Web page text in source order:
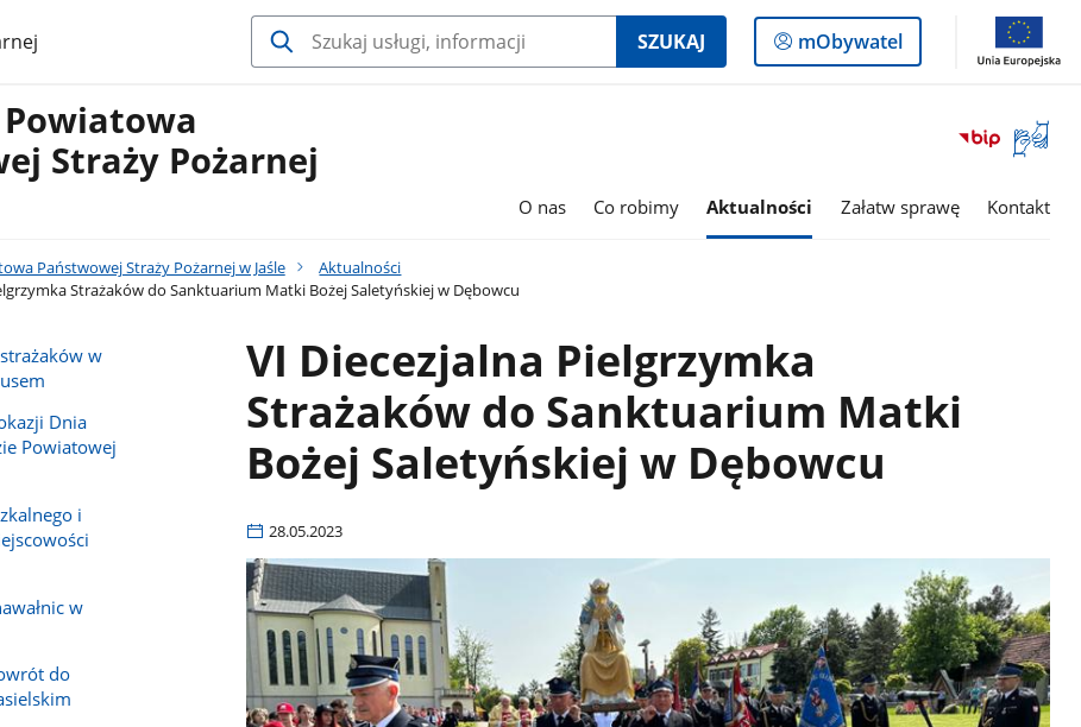
SZUKAJ
Logowanie
do
mObywatel
Otwórz
okno
Straży Pożarnej
O nas Co robimy Aktualności Załatw sprawę Kontakt
Państwowej Straży Pożarnej w Jaśle
Aktualności
Strażaków do Sanktuarium Matki Bożej Saletyńskiej w Dębowcu
w
Dnia
Powiatowej
i
w
do
VI Diecezjalna Pielgrzymka
Strażaków do Sanktuarium Matki
Bożej Saletyńskiej w Dębowcu
28.05.2023